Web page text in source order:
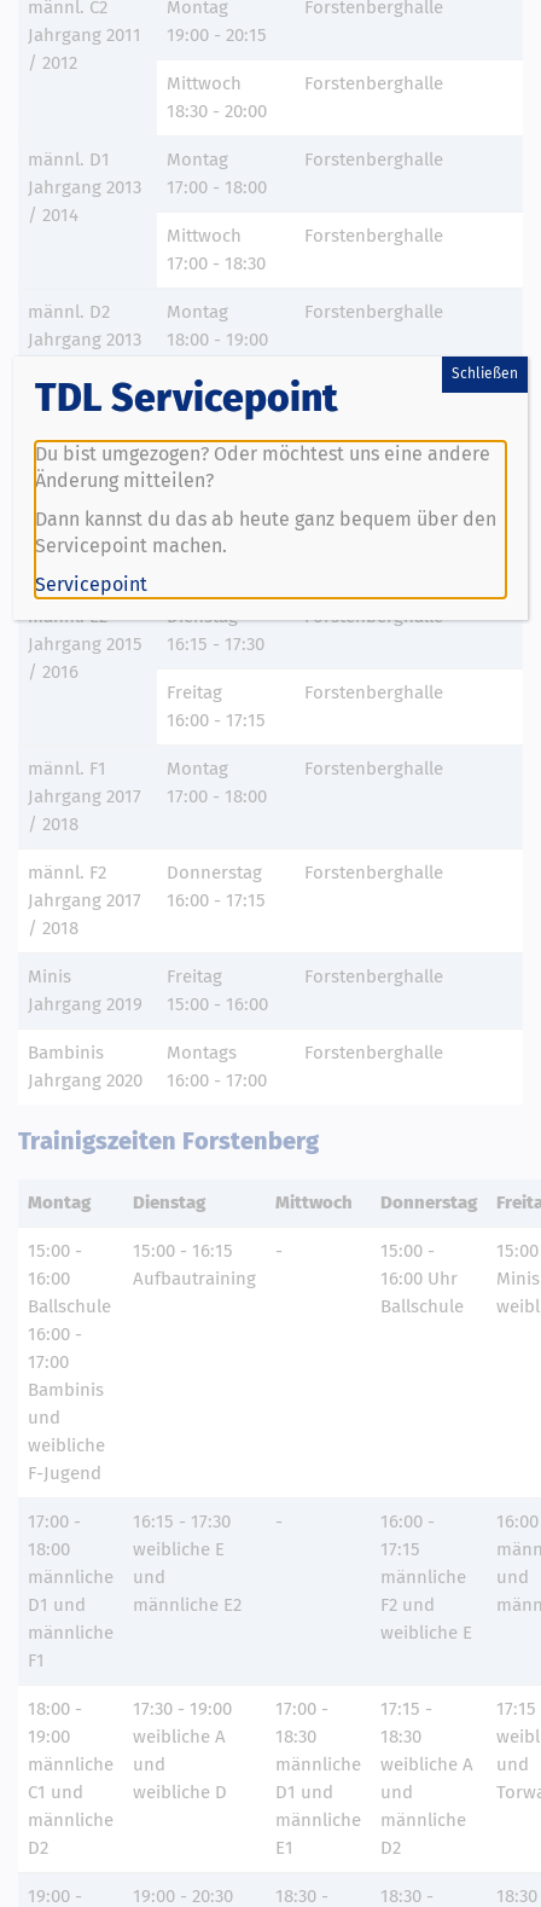
männl. C2
Jahrgang 2011
/ 2012
Montag
19:00 - 20:15
Forstenberghalle
Mittwoch
18:30 - 20:00
Forstenberghalle
männl. D1
Jahrgang 2013
/ 2014
Montag
17:00 - 18:00
Forstenberghalle
Mittwoch
17:00 - 18:30
Forstenberghalle
männl. D2
Jahrgang 2013
Montag
18:00 - 19:00
Forstenberghalle
Donnerstag
17:15 - 18:30
Forstenberghalle
männl. E1
Jahrgang 2015
/ 2016
Mittwoch
17:00 - 18:30
Forstenberghalle
Freitag
männl. E2
Jahrgang 2015
/ 2016
Dienstag
16:15 - 17:30
Forstenberghalle
Freitag
16:00 - 17:15
Forstenberghalle
männl. F1
Jahrgang 2017
/ 2018
Montag
17:00 - 18:00
Forstenberghalle
männl. F2
Jahrgang 2017
/ 2018
Donnerstag
16:00 - 17:15
Forstenberghalle
Minis
Jahrgang 2019
Freitag
15:00 - 16:00
Forstenberghalle
Bambinis
Jahrgang 2020
Montags
16:00 - 17:00
Forstenberghalle
Trainigszeiten Forstenberg
Montag Dienstag Mittwoch Donnerstag
15:00 -
16:00
Ballschule
16:00 -
17:00
Bambinis
und
weibliche
F-Jugend
15:00 - 16:15
Aufbautraining
-
15:00 -
16:00 Uhr
Ballschule
17:00 -
18:00
männliche
D1 und
männliche
F1
16:15 - 17:30
weibliche E
und
männliche E2
-
16:00 -
17:15
männliche
F2 und
weibliche E
und
18:00 -
19:00
männliche
C1 und
männliche
D2
17:30 - 19:00
weibliche A
und
weibliche D
17:00 -
18:30
männliche
D1 und
männliche
E1
17:15 -
18:30
weibliche A
und
männliche
D2
und
19:00 -
19:00 - 20:30
18:30 -
18:30 -
TDL Servicepoint
Du bist umgezogen? Oder möchtest uns eine andere
Änderung mitteilen?
Dann kannst du das ab heute ganz bequem über den
Servicepoint machen.
Servicepoint
Schließen